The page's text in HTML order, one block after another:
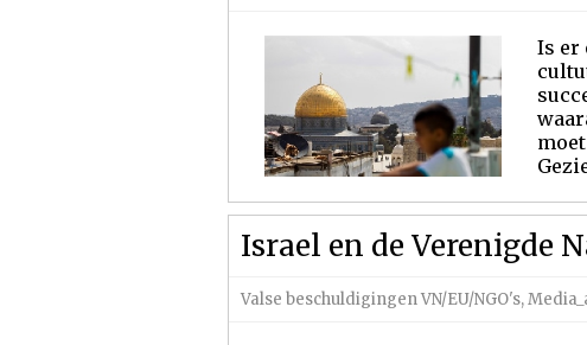
Is er
Israel en de Verenigde
Valse beschuldigingen VN/EU/NGO's,